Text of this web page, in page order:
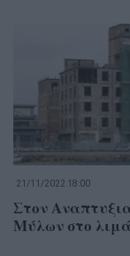
21/11/2022 18:00
Στον
Μύλων στο